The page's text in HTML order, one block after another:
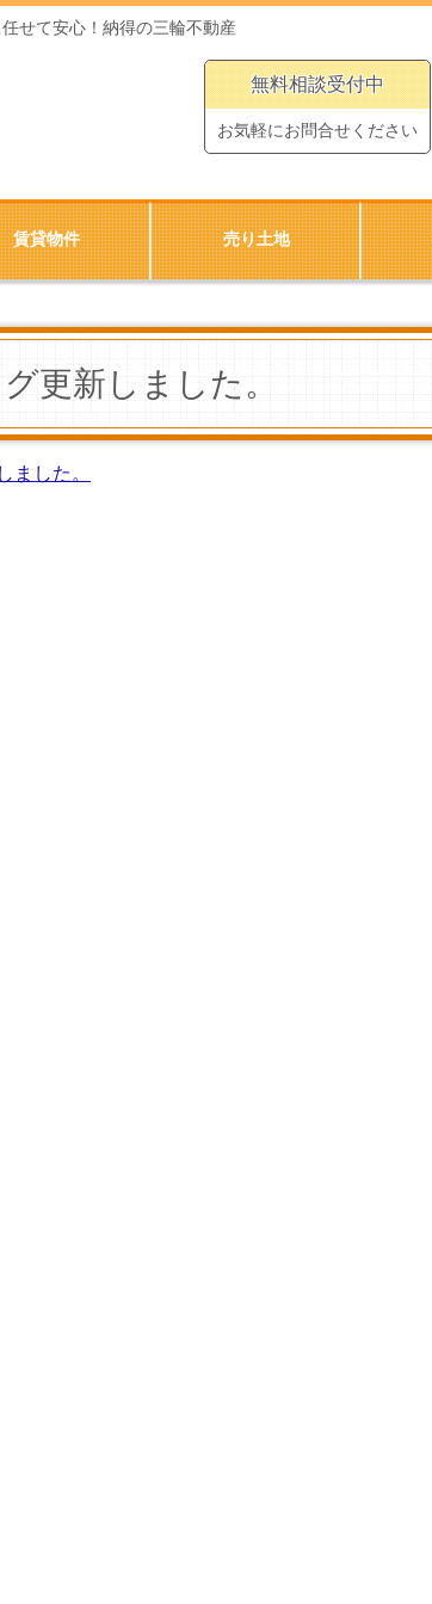
せて安心！納得の三輪不動産
無料相談受付中
お気軽にお問合せください
賃貸物件 売り土地
更新しました。
ました。